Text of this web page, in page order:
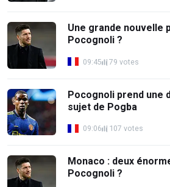
Une grande nouvelle
Pocognoli ?
09:45 79 votes
Pocognoli prend une
sujet de Pogba
09:06 107 votes
Monaco : deux
Pocognoli ?